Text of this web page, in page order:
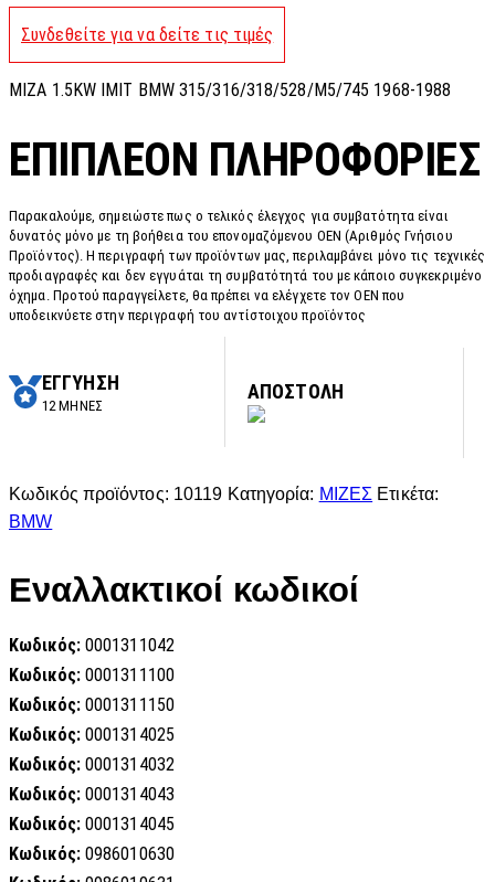
Συνδεθείτε για να δείτε τις τιμές
MIZA 1.5KW IMIT BMW 315/316/318/528/M5/745 1968-1988
ΕΠΙΠΛΈΟΝ ΠΛΗΡΟΦΟΡΊΕΣ
Παρακαλούμε, σημειώστε πως ο τελικός έλεγχος για συμβατότητα είναι
δυνατός μόνο με τη βοήθεια του επονομαζόμενου OEN (Αριθμός Γνήσιου
Προϊόντος). Η περιγραφή των προϊόντων μας, περιλαμβάνει μόνο τις τεχνικές
προδιαγραφές και δεν εγγυάται τη συμβατότητά του με κάποιο συγκεκριμένο
όχημα. Προτού παραγγείλετε, θα πρέπει να ελέγχετε τον OEN που
υποδεικνύετε στην περιγραφή του αντίστοιχου προϊόντος
ΕΓΓΥΗΣΗ
12 ΜΗΝΕΣ
ΑΠΟΣΤΟΛΗ
Κωδικός προϊόντος: 10119 Κατηγορία: ΜΙΖΕΣ Ετικέτα:
BMW
Εναλλακτικοί κωδικοί
Κωδικός: 0001311042
Κωδικός: 0001311100
Κωδικός: 0001311150
Κωδικός: 0001314025
Κωδικός: 0001314032
Κωδικός: 0001314043
Κωδικός: 0001314045
Κωδικός: 0986010630